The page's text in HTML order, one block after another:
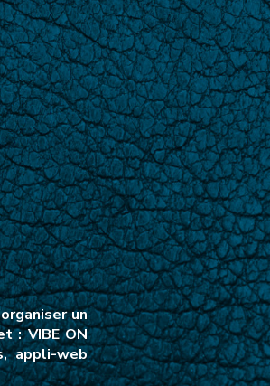
un
: VIBE ON
appli-web